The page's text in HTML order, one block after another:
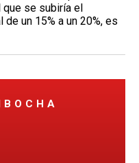
que se subiría el
un 15% a un 20%, es